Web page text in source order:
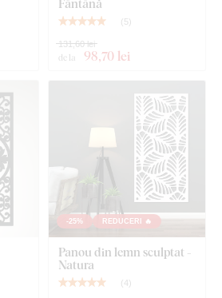
( 5)
de la 98,70 lei
131,60 lei
-25% REDUCERI 🔥
Panou din lemn sculptat -
Natura
( 4)